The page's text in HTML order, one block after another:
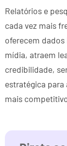
Relatórios e
cada vez mais
oferecem
mídia, atraem
credibilidade,
estratégica para
mais